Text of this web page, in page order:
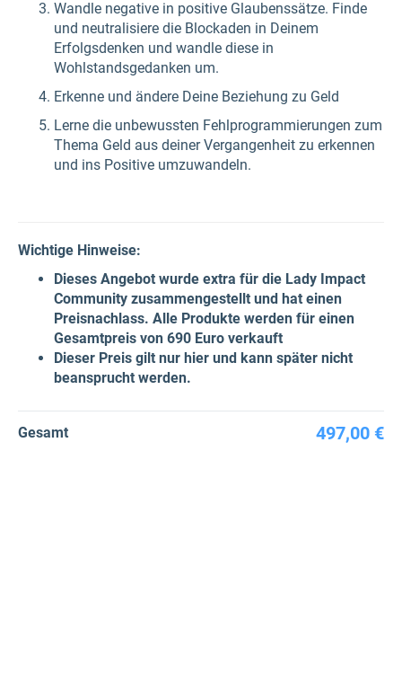
Wandle negative in positive Glaubenssätze. Finde
und neutralisiere die Blockaden in Deinem
Erfolgsdenken und wandle diese in
Wohlstandsgedanken um.
Erkenne und ändere Deine Beziehung zu Geld
Lerne die unbewussten Fehlprogrammierungen zum
Thema Geld aus deiner Vergangenheit zu erkennen
und ins Positive umzuwandeln.
Wichtige Hinweise:
Dieses Angebot wurde extra für die Lady Impact
Community zusammengestellt und hat einen
Preisnachlass. Alle Produkte werden für einen
Gesamtpreis von 690 Euro verkauft
Dieser Preis gilt nur hier und kann später nicht
beansprucht werden.
Gesamt 497,00 €